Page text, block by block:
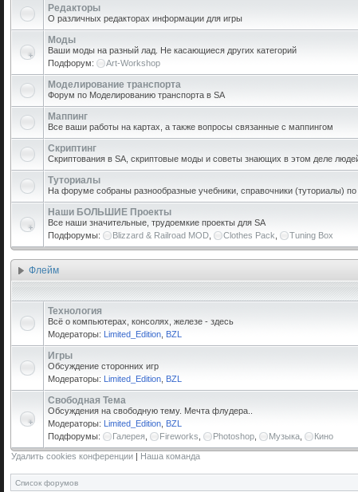
Редакторы
О различных редакторах информации для игры
Моды
Ваши моды на разный лад. Не касающиеся других категорий
Подфорум:
Art-Workshop
Моделирование транспорта
Форум по Моделированию транспорта в SA
Маппинг
Все ваши работы на картах, а также вопросы связанные с маппингом
Скриптинг
Скриптования в SA, скриптовые моды и советы знающих в этом деле
Туториалы
На форуме собраны разнообразные учебники, справочники (туториалы)
Наши БОЛЬШИЕ Проекты
Все наши значительные, трудоемкие проекты для SA
Подфорумы:
Blizzard & Railroad MOD Clothes Pack Tuning Box
Флейм
Технология
Всё о компьютерах, консолях, железе - здесь
Модераторы: Limited_Edition BZL
Игры
Обсуждение сторонних игр
Модераторы: Limited_Edition BZL
Свободная Тема
Обсуждения на свободную тему. Мечта флудера..
Модераторы: Limited_Edition BZL
Подфорумы:
Галерея Fireworks Photoshop Музыка Кино
Удалить cookies конференции | Наша команда
Список форумов